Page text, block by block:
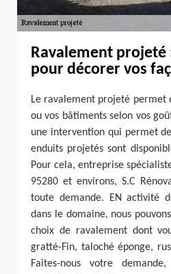
Ravalement
pour décorer vos
Le ravalement projeté
ou vos bâtiments selon vos
une intervention qui permet
enduits projetés sont
Pour cela, entreprise
95280 et environs, S.C
toute demande. EN activité
dans le domaine, nous
choix de ravalement dont
gratté-Fin, taloché éponge,
Faites-nous votre